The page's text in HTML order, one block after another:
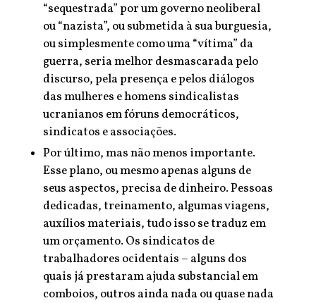
“sequestrada” por um governo neoliberal
ou “nazista”, ou submetida à sua burguesia,
ou simplesmente como uma “vítima” da
guerra, seria melhor desmascarada pelo
discurso, pela presença e pelos diálogos
das mulheres e homens sindicalistas
ucranianos em fóruns democráticos,
sindicatos e associações.
Por último, mas não menos importante.
Esse plano, ou mesmo apenas alguns de
seus aspectos, precisa de dinheiro. Pessoas
dedicadas, treinamento, algumas viagens,
auxílios materiais, tudo isso se traduz em
um orçamento. Os sindicatos de
trabalhadores ocidentais – alguns dos
quais já prestaram ajuda substancial em
comboios, outros ainda nada ou quase nada